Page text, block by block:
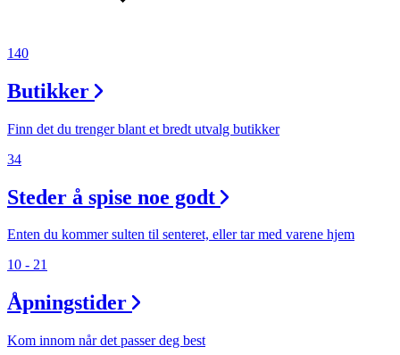
140
Butikker
Finn det du trenger blant et bredt utvalg butikker
34
Steder å spise noe godt
Enten du kommer sulten til senteret, eller tar med varene hjem
10 - 21
Åpningstider
Kom innom når det passer deg best